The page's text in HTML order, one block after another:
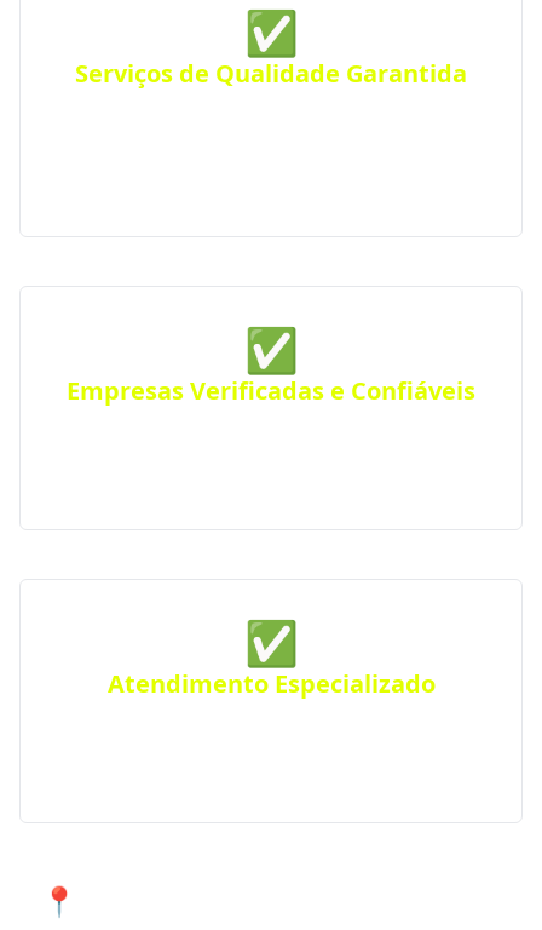
✅
Serviços de Qualidade Garantida
✅
Empresas Verificadas e Confiáveis
✅
Atendimento Especializado
📍 Atendimento de qualidade em